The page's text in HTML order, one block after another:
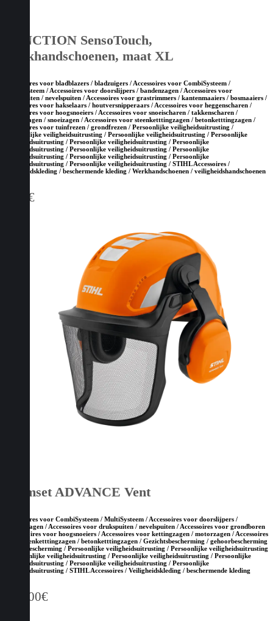
FUNCTION SensoTouch,
werkhandschoenen, maat XL
Accessoires voor bladblazers / bladzuigers / Accessoires voor CombiSysteem /
MultiSysteem / Accessoires voor doorslijpers / bandenzagen / Accessoires voor
drukspuiten / nevelspuiten / Accessoires voor grastrimmers / kantenmaaiers / bosmaaiers /
Accessoires voor hakselaars / houtversnipperaars / Accessoires voor heggenscharen /
Accessoires voor hoogsnoeiers / Accessoires voor snoeischaren / takkenscharen /
takkenzagen / snoeizagen / Accessoires voor steenketttingzagen / betonketttingzagen /
Accessoires voor tuinfrezen / grondfrezen / Persoonlijke veiligheidsuitrusting /
Persoonlijke veiligheidsuitrusting / Persoonlijke veiligheidsuitrusting / Persoonlijke
veiligheidsuitrusting / Persoonlijke veiligheidsuitrusting / Persoonlijke
veiligheidsuitrusting / Persoonlijke veiligheidsuitrusting / Persoonlijke
veiligheidsuitrusting / Persoonlijke veiligheidsuitrusting / Persoonlijke
veiligheidsuitrusting / Persoonlijke veiligheidsuitrusting / STIHL Accessoires /
Veiligheidskleding / beschermende kleding / Werkhandschoenen / veiligheidshandschoenen
€
Helmset ADVANCE Vent
Accessoires voor CombiSysteem / MultiSysteem / Accessoires voor doorslijpers /
bandenzagen / Accessoires voor drukspuiten / nevelspuiten / Accessoires voor grondboren
/ Accessoires voor hoogsnoeiers / Accessoires voor kettingzagen / motorzagen / Accessoires
voor steenketttingzagen / betonketttingzagen / Gezichtsbescherming / gehoorbescherming
/ hoofdbescherming / Persoonlijke veiligheidsuitrusting / Persoonlijke veiligheidsuitrusting
/ Persoonlijke veiligheidsuitrusting / Persoonlijke veiligheidsuitrusting / Persoonlijke
veiligheidsuitrusting / Persoonlijke veiligheidsuitrusting / Persoonlijke
veiligheidsuitrusting / STIHL Accessoires / Veiligheidskleding / beschermende kleding
124,00€